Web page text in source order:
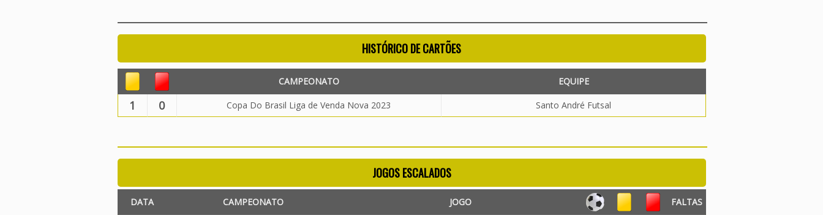
HISTÓRICO DE CARTÕES
CAMPEONATO EQUIPE
1 0 Copa Do Brasil Liga de Venda Nova 2023 Santo André Futsal
JOGOS ESCALADOS
DATA CAMPEONATO JOGO FALTAS